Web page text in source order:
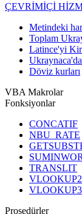
ÇEVRİMİÇİ
Metindeki
Toplam
Latince'yi
Döviz kurları
VBA Makrolar
Fonksiyonlar
CONCATIF
NBU_RATE
TRANSLIT
VLOOKUP2
VLOOKUP3
Prosedürler